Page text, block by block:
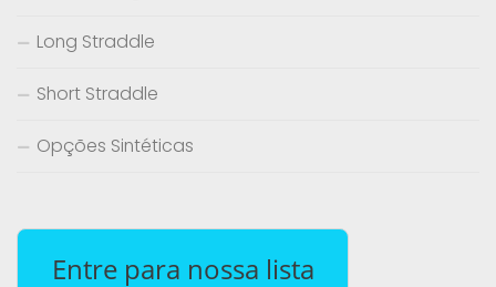
Long Straddle
Short Straddle
Opções Sintéticas
Entre para nossa lista